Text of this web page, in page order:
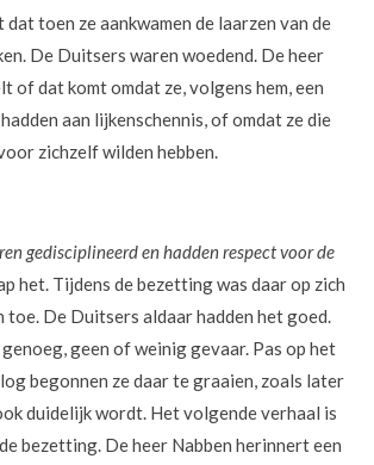
toen ze aankwamen de laarzen van de
De Duitsers waren woedend. De heer
of dat komt omdat ze, volgens hem, een
aan lijkenschennis, of omdat ze die
zichzelf wilden hebben.
gedisciplineerd en hadden respect voor de
het. Tijdens de bezetting was daar op zich
toe. De Duitsers aldaar hadden het goed.
geen of weinig gevaar. Pas op het
begonnen ze daar te graaien, zoals later
duidelijk wordt. Het volgende verhaal is
bezetting. De heer Nabben herinnert een